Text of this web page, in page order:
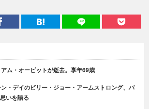
ム・オービットが逝去。享年69歳
・デイのビリー・ジョー・アームストロング、バ
いを語る